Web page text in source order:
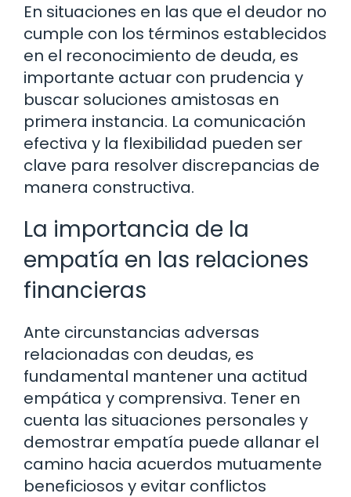
En situaciones en las que el deudor no
cumple con los términos establecidos
en el reconocimiento de deuda, es
importante actuar con prudencia y
buscar soluciones amistosas en
primera instancia. La comunicación
efectiva y la flexibilidad pueden ser
clave para resolver discrepancias de
manera constructiva.
La importancia de la
empatía en las relaciones
financieras
Ante circunstancias adversas
relacionadas con deudas, es
fundamental mantener una actitud
empática y comprensiva. Tener en
cuenta las situaciones personales y
demostrar empatía puede allanar el
camino hacia acuerdos mutuamente
beneficiosos y evitar conflictos